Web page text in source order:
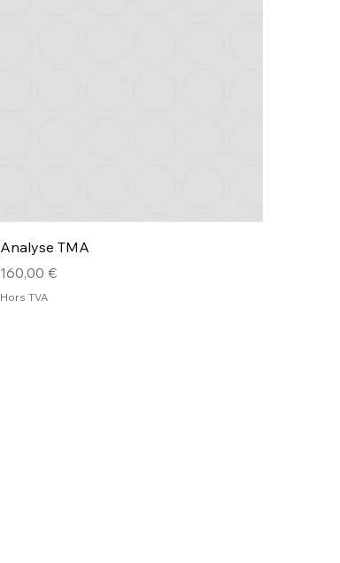
Analyse TMA
Prix
160,00 €
Hors TVA